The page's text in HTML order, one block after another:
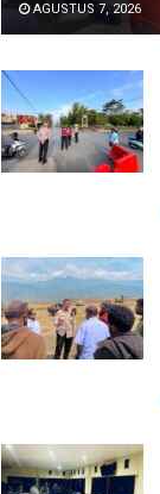
AGUSTUS 7, 2026